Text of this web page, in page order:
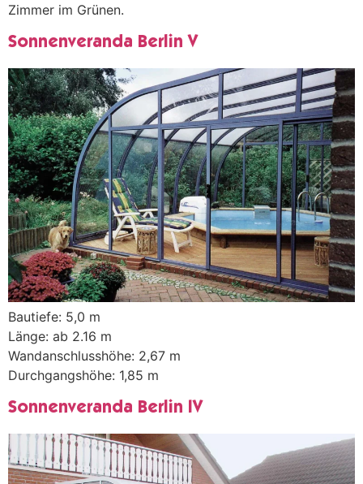
Zimmer im Grünen.
Sonnenveranda Berlin V
Bautiefe: 5,0 m
Länge: ab 2.16 m
Wandanschlusshöhe: 2,67 m
Durchgangshöhe: 1,85 m
Sonnenveranda Berlin IV